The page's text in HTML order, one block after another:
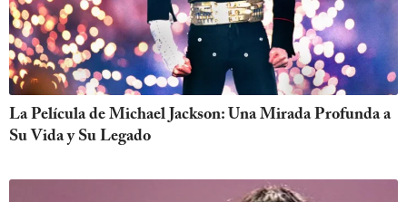
La Película de Michael Jackson: Una Mirada Profunda a
Su Vida y Su Legado